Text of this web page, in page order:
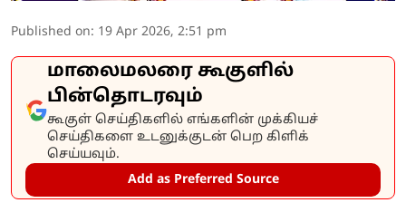
Published on: 19 Apr 2026, 2:51 pm
மாலைமலரை கூகுளில்
பின்தொடரவும்
கூகுள் செய்திகளில் எங்களின் முக்கியச்
செய்திகளை உடனுக்குடன் பெற கிளிக்
செய்யவும்.
Add as Preferred Source